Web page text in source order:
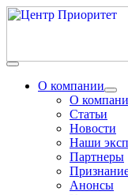
О компании
О
Статьи
Новости
Наши
Партнеры
Анонсы